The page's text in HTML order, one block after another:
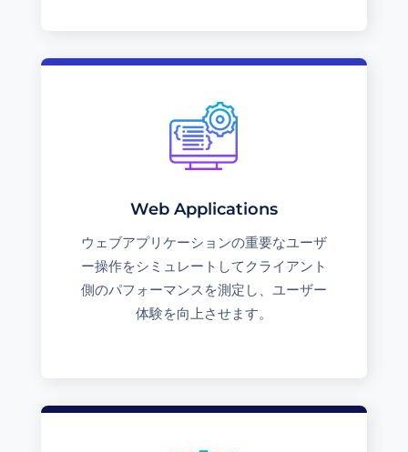
Web Applications
ウェブアプリケーションの重要なユーザ
ー操作をシミュレートしてクライアント
側のパフォーマンスを測定し、ユーザー
体験を向上させます。